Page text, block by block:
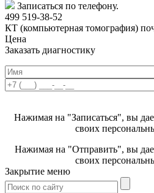
Записаться по телефону.
499 519-38-52
КТ (компьютерная томография)
Цена
Заказать диагностику
Нажимая на "Записаться", вы
своих
Нажимая на "Отправить", вы
своих
Закрытие меню